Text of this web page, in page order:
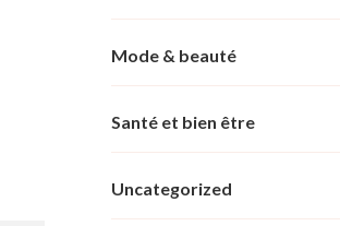
Mode & beauté
Santé et bien être
Uncategorized